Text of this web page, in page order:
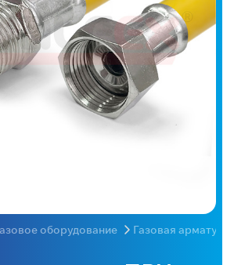
оборудование Газовая арматура